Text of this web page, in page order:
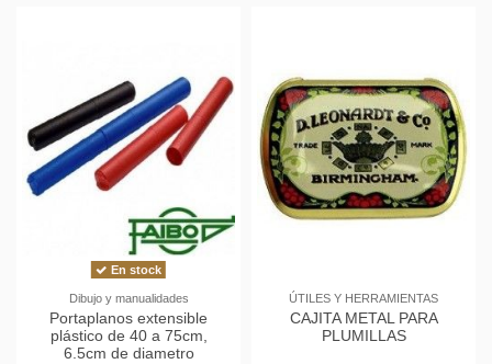
En stock
Dibujo y manualidades
Portaplanos extensible
plástico de 40 a 75cm,
6.5cm de diametro
ÚTILES Y HERRAMIENTAS
CAJITA METAL PARA
PLUMILLAS